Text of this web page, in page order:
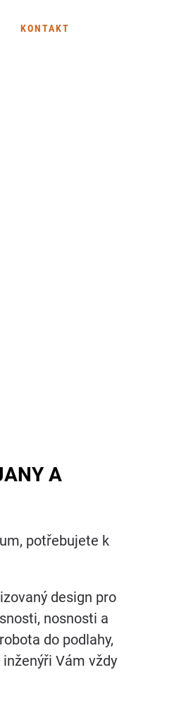
KONTAKT
A
potřebujete k
design pro
nosnosti a
do podlahy,
Vám vždy